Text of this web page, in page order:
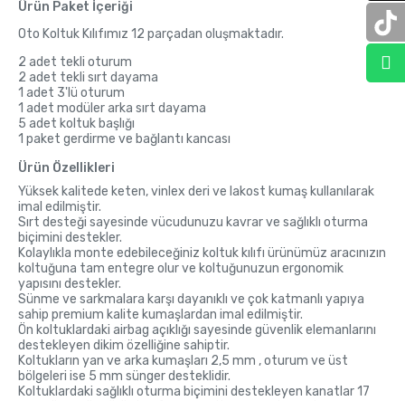
Ürün Paket İçeriği
Oto Koltuk Kılıfımız 12 parçadan oluşmaktadır.
2 adet tekli oturum
2 adet tekli sırt dayama
1 adet 3'lü oturum
1 adet modüler arka sırt dayama
5 adet koltuk başlığı
1 paket gerdirme ve bağlantı kancası
Ürün Özellikleri
Yüksek kalitede keten, vinlex deri ve lakost kumaş kullanılarak
imal edilmiştir.
Sırt desteği sayesinde vücudunuzu kavrar ve sağlıklı oturma
biçimini destekler.
Kolaylıkla monte edebileceğiniz koltuk kılıfı ürünümüz aracınızın
koltuğuna tam entegre olur ve koltuğunuzun ergonomik
yapısını destekler.
Sünme ve sarkmalara karşı dayanıklı ve çok katmanlı yapıya
sahip premium kalite kumaşlardan imal edilmiştir.
Ön koltuklardaki airbag açıklığı sayesinde güvenlik elemanlarını
destekleyen dikim özelliğine sahiptir.
Koltukların yan ve arka kumaşları 2,5 mm , oturum ve üst
bölgeleri ise 5 mm sünger desteklidir.
Koltuklardaki sağlıklı oturma biçimini destekleyen kanatlar 17